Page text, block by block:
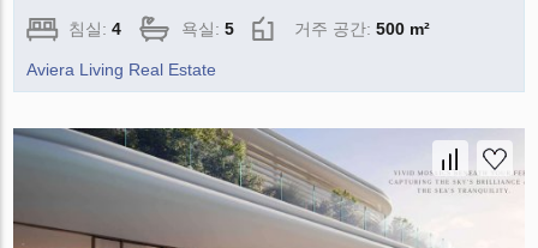
침실:4 욕실:5 거주 공간:500 m²
Aviera Living Real Estate